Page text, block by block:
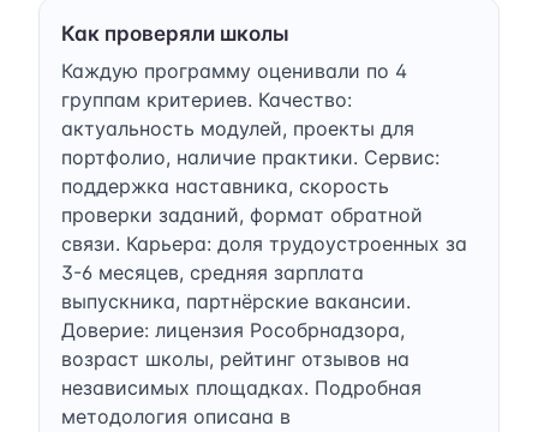
Как проверяли школы
Каждую программу оценивали по 4
группам критериев. Качество:
актуальность модулей, проекты для
портфолио, наличие практики. Сервис:
поддержка наставника, скорость
проверки заданий, формат обратной
связи. Карьера: доля трудоустроенных за
3-6 месяцев, средняя зарплата
выпускника, партнёрские вакансии.
Доверие: лицензия Рособрнадзора,
возраст школы, рейтинг отзывов на
независимых площадках. Подробная
методология описана в